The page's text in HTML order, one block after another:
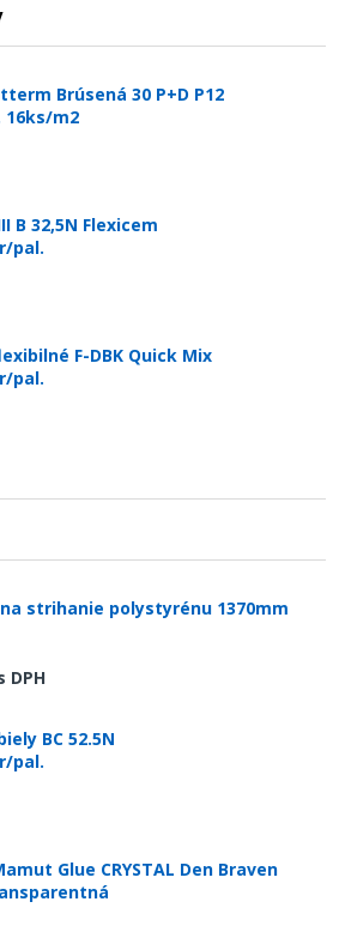
Brúsená 30 P+D P12
16ks/m2
B 32,5N Flexicem
pal.
F-DBK Quick Mix
pal.
strihanie polystyrénu 1370mm
DPH
BC 52.5N
pal.
Glue CRYSTAL Den Braven